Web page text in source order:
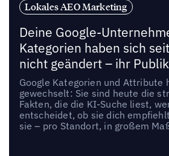
Lokales AEO Marketing
Deine Google-
Kategorien haben sich
nicht geändert – ihr
Google Kategorien und Attribute
gewechselt: Sie sind heute die
Fakten, die die KI-Suche liest,
entscheidet, ob sie dich
sie – pro Standort, in großem